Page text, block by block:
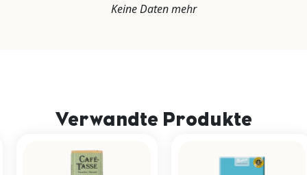
Keine Daten mehr
Verwandte Produkte